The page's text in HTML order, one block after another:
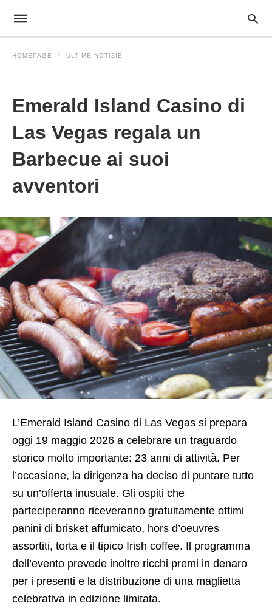
HOMEPAGE ULTIME NOTIZIE
Emerald Island Casino di
Las Vegas regala un
Barbecue ai suoi
avventori
L’Emerald Island Casino di Las Vegas si prepara
oggi 19 maggio 2026 a celebrare un traguardo
storico molto importante: 23 anni di attività. Per
l’occasione, la dirigenza ha deciso di puntare tutto
su un’offerta inusuale. Gli ospiti che
parteciperanno riceveranno gratuitamente ottimi
panini di brisket affumicato, hors d’oeuvres
assortiti, torta e il tipico Irish coffee. Il programma
dell’evento prevede inoltre ricchi premi in denaro
per i presenti e la distribuzione di una maglietta
celebrativa in edizione limitata.